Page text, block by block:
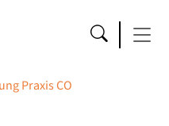
Praxis CO